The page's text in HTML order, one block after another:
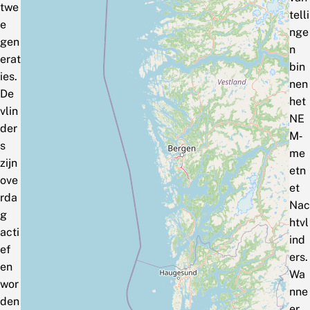
twe
e
gen
erat
ies.
De
vlin
der
s
zijn
ove
rda
g
acti
ef
en
wor
den
telli
nge
n
bin
nen
het
NE
M‑
me
etn
et
Nac
htvl
ind
ers.
Wa
nne